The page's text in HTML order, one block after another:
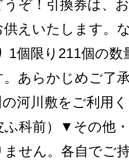
うぞ！引換券は、
供えいたします。
1個限り211個の数
。あらかじめご了
河川敷をご利用
ふ科前）▼その他
せん。各自でご